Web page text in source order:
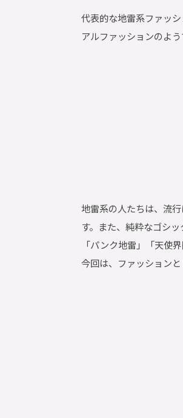
代表的な地雷系ファッ
アルファッションのよう
地雷系の人たちは、流
す。また、純粋なゴシ
「パンク地雷」「天使
今回は、ファッション